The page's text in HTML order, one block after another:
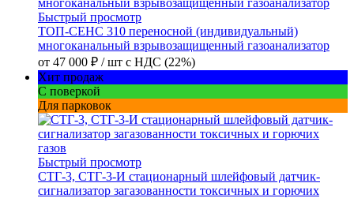
Быстрый просмотр
ТОП-СЕНС 310 переносной (индивидуальный)
многоканальный взрывозащищенный газоанализатор
от 47 000 ₽ / шт с НДС (22%)
Хит продаж
С поверкой
Для парковок
Быстрый просмотр
СТГ-3, СТГ-3-И стационарный шлейфовый датчик-
сигнализатор загазованности токсичных и горючих